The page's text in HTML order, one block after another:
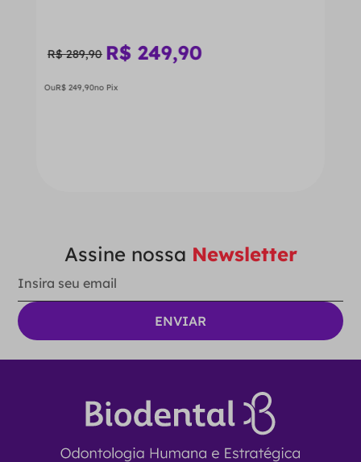
R$ 289,90 R$ 249,90
OuR$ 249,90no Pix
Assine nossa Newsletter